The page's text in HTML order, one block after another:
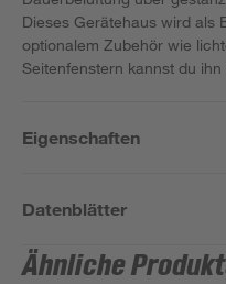
Dieses Gerätehaus wird als
optionalem Zubehör wie
Seitenfenstern kannst du
Eigenschaften
Datenblätter
Ähnliche